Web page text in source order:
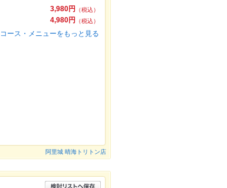
3,980円
（税込）
4,980円
（税込）
コース・メニューをもっと見る
阿里城 晴海トリトン店